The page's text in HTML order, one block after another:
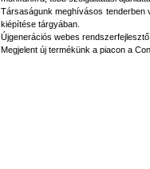
Társaságunk meghívásos tenderben
kiépítése tárgyában.
Újgenerációs webes
Megjelent új termékünk a piacon a